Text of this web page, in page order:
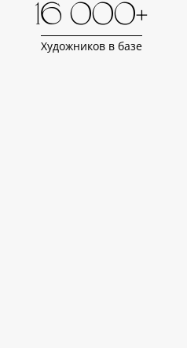
16 000+
Художников в базе